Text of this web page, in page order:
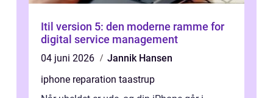
Itil version 5: den moderne ramme for
digital service management
04 juni 2026
Jannik Hansen
iphone reparation taastrup